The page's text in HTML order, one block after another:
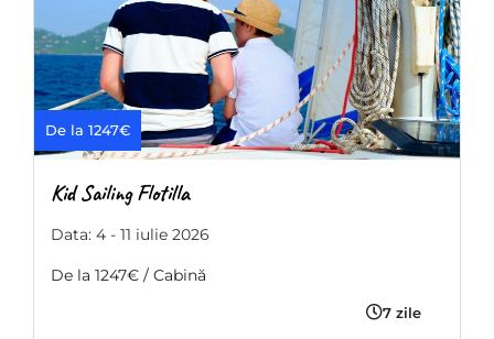
De la 1247€
Kid Sailing Flotilla
Data: 4 - 11 iulie 2026
De la 1247€ / Cabină
7 zile